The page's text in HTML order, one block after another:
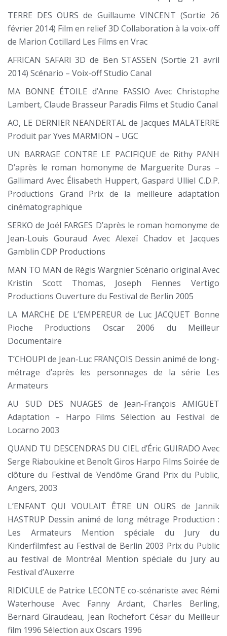
TERRE DES OURS de Guillaume VINCENT (Sortie 26
février 2014) Film en relief 3D Collaboration à la voix-off
de Marion Cotillard Les Films en Vrac
AFRICAN SAFARI 3D de Ben STASSEN (Sortie 21 avril
2014) Scénario – Voix-off Studio Canal
MA BONNE ÉTOILE d’Anne FASSIO Avec Christophe
Lambert, Claude Brasseur Paradis Films et Studio Canal
AO, LE DERNIER NEANDERTAL de Jacques MALATERRE
Produit par Yves MARMION – UGC
UN BARRAGE CONTRE LE PACIFIQUE de Rithy PANH
D’après le roman homonyme de Marguerite Duras –
Gallimard Avec Élisabeth Huppert, Gaspard Ulliel C.D.P.
Productions Grand Prix de la meilleure adaptation
cinématographique
SERKO de Joël FARGES D’après le roman homonyme de
Jean-Louis Gouraud Avec Alexeï Chadov et Jacques
Gamblin CDP Productions
MAN TO MAN de Régis Wargnier Scénario original Avec
Kristin Scott Thomas, Joseph Fiennes Vertigo
Productions Ouverture du Festival de Berlin 2005
LA MARCHE DE L’EMPEREUR de Luc JACQUET Bonne
Pioche Productions Oscar 2006 du Meilleur
Documentaire
T’CHOUPI de Jean-Luc FRANÇOIS Dessin animé de long-
métrage d’après les personnages de la série Les
Armateurs
AU SUD DES NUAGES de Jean-François AMIGUET
Adaptation – Harpo Films Sélection au Festival de
Locarno 2003
QUAND TU DESCENDRAS DU CIEL d’Éric GUIRADO Avec
Serge Riaboukine et Benoît Giros Harpo Films Soirée de
clôture du Festival de Vendôme Grand Prix du Public,
Angers, 2003
L’ENFANT QUI VOULAIT ÊTRE UN OURS de Jannik
HASTRUP Dessin animé de long métrage Production :
Les Armateurs Mention spéciale du Jury du
Kinderfilmfest au Festival de Berlin 2003 Prix du Public
au festival de Montréal Mention spéciale du Jury au
Festival d’Auxerre
RIDICULE de Patrice LECONTE co-scénariste avec Rémi
Waterhouse Avec Fanny Ardant, Charles Berling,
Bernard Giraudeau, Jean Rochefort César du Meilleur
film 1996 Sélection aux Oscars 1996